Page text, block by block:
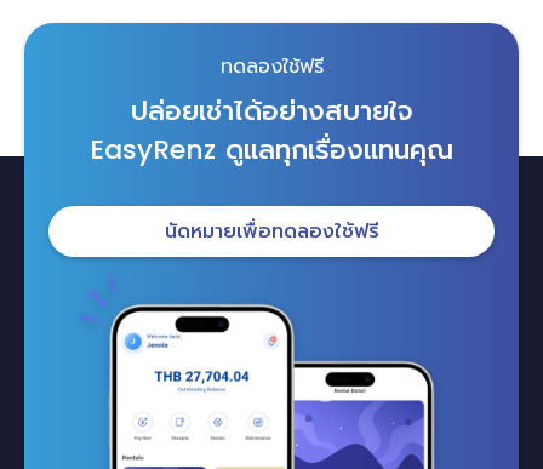
ทดลองใช้ฟรี
ปล่อยเช่าได้อย่างสบายใจ
EasyRenz ดูแลทุกเรื่องแทนคุณ
นัดหมายเพื่อทดลองใช้ฟรี